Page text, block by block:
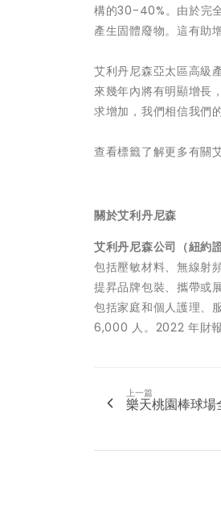
構的30-40%。由於完
產生固體廢物。這有助
艾利丹尼森亞太區高級
來幾年內將有明顯增長
求增加，我們相信我們
查看標籤了解更多有
關於艾利丹尼森
艾利丹尼森公司（紐約
包括壓敏材料、無線射
提昇品牌包裝、攜帶或
包括家庭和個人護理、
6,000 人。2022 年財
上一篇
樂天桃園棒球場